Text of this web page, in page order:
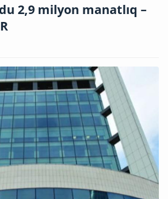
2,9 milyon manatlıq –